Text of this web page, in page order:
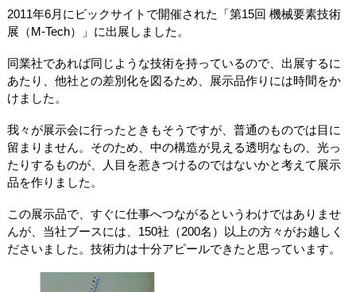
2011年6月にビックサイトで開催された「第15回 機械要素技術
展（M-Tech）」に出展しました。
同業社であれば同じような技術を持っているので、出展するに
あたり、他社との差別化を図るため、展示品作りには時間をか
けました。
我々が展示会に行ったときもそうですが、普通のものでは目に
留まりません。そのため、中の構造が見える透明なもの、光っ
たりするものが、人目を惹きつけるのではないかと考えて展示
品を作りました。
この展示品で、すぐに仕事へつながるというわけではありませ
んが、当社ブースには、150社（200名）以上の方々がお越しく
ださいました。技術力は十分アピールできたと思っています。